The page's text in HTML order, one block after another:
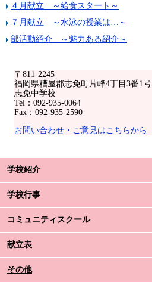
〒811-2245
福岡県糟屋郡志免町片峰4丁目3番1号
志免中学校
Tel：092-935-0064
Fax：092-935-2590
お問い合わせ・ご意見はこちらから
学校紹介
学校行事
コミュニティスクール
献立表
その他
４月献立 ～給食スタート～
７月献立 ～水泳の授業は…～
部活動紹介 ～魅力ある紹介～